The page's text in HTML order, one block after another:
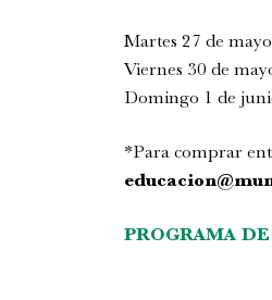
Martes 27 de
Viernes 30 de
Domingo 1 de
*Para comprar
PROGRAMA